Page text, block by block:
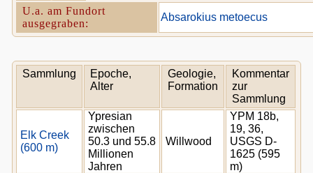
U.a. am Fundort
ausgegraben:
Absarokius metoecus
Sammlung
Epoche,
Alter
Geologie,
Formation
Kommentar
zur
Sammlung
Elk Creek
(600 m)
Ypresian
zwischen
50.3 und 55.8
Millionen
Jahren
Willwood
YPM 18b,
19, 36,
USGS D-
1625 (595
m)